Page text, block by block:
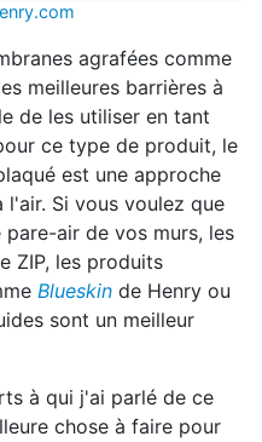
agrafées comme
meilleures barrières à
de les utiliser en tant
ce type de produit, le
est une approche
Si vous voulez que
air de vos murs, les
ZIP, les produits
Blueskin de Henry ou
sont un meilleur
à qui j'ai parlé de ce
chose à faire pour